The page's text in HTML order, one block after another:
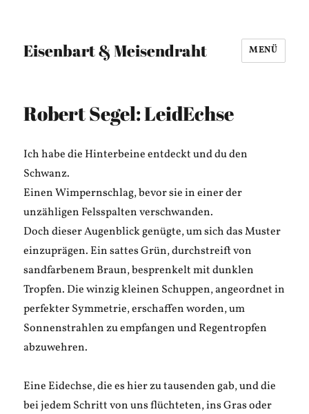
Eisenbart & Meisendraht MENÜ
Robert Segel: LeidEchse
Ich habe die Hinterbeine entdeckt und du den
Schwanz.
Einen Wimpernschlag, bevor sie in einer der
unzähligen Felsspalten verschwanden.
Doch dieser Augenblick genügte, um sich das Muster
einzuprägen. Ein sattes Grün, durchstreift von
sandfarbenem Braun, besprenkelt mit dunklen
Tropfen. Die winzig kleinen Schuppen, angeordnet in
perfekter Symmetrie, erschaffen worden, um
Sonnenstrahlen zu empfangen und Regentropfen
abzuwehren.
Eine Eidechse, die es hier zu tausenden gab, und die
bei jedem Schritt von uns flüchteten, ins Gras oder